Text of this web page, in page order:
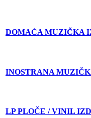
DOMAĆA MUZIČKA
INOSTRANA
LP PLOČE / VINIL